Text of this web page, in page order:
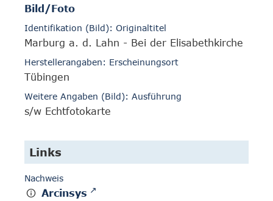
Bild/Foto
Identifikation (Bild): Originaltitel
Marburg a. d. Lahn - Bei der Elisabethkirche
Herstellerangaben: Erscheinungsort
Tübingen
Weitere Angaben (Bild): Ausführung
s/w Echtfotokarte
Links
Nachweis
Arcinsys